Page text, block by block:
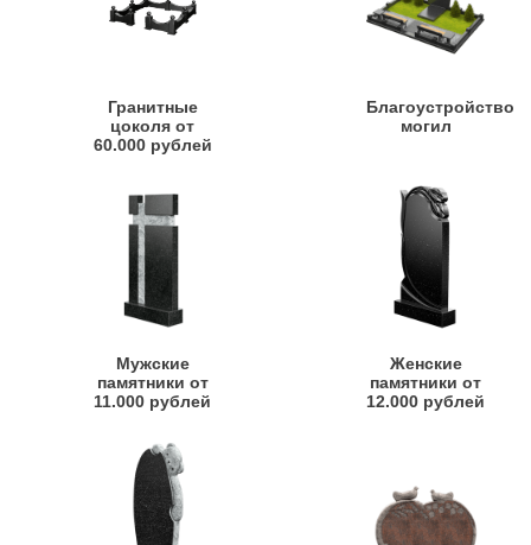
Гранитные
цоколя от
60.000 рублей
Благоустройство
могил
Мужские
памятники от
11.000 рублей
Женские
памятники от
12.000 рублей